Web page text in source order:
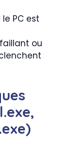
PC est
ou